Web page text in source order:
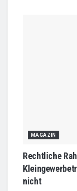
MAGAZIN
Rechtliche
nicht